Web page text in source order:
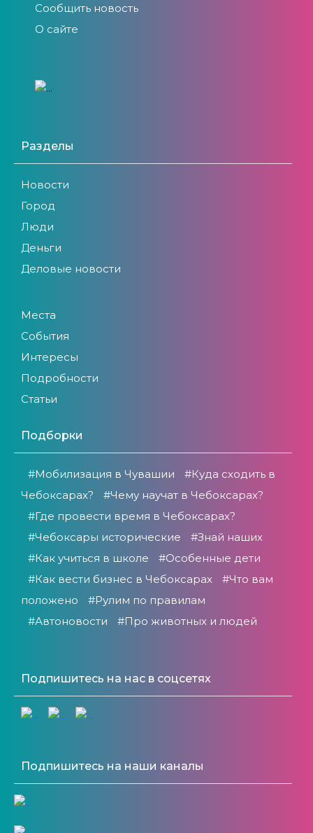
Сообщить новость
О сайте
Разделы
Новости
Город
Люди
Деньги
Деловые новости
Места
События
Интересы
Подробности
Статьи
Подборки
#Мобилизация в Чувашии
#Куда сходить в
Чебоксарах?
#Чему научат в Чебоксарах?
#Где провести время в Чебоксарах?
#Чебоксары исторические
#Знай наших
#Как учиться в школе
#Особенные дети
#Как вести бизнес в Чебоксарах
#Что вам
положено
#Рулим по правилам
#Автоновости
#Про животных и людей
Подпишитесь на нас в соцсетях
Подпишитесь на наши каналы